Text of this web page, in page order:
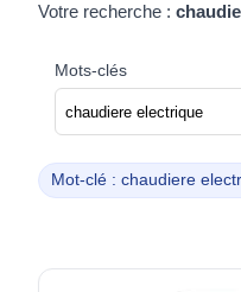
Votre recherche :
Mots-clés
Mot-clé : chaudiere